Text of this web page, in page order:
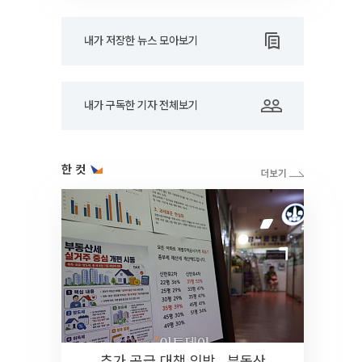
내가 저장한 뉴스 모아보기
내가 구독한 기자 전체보기
한 컷